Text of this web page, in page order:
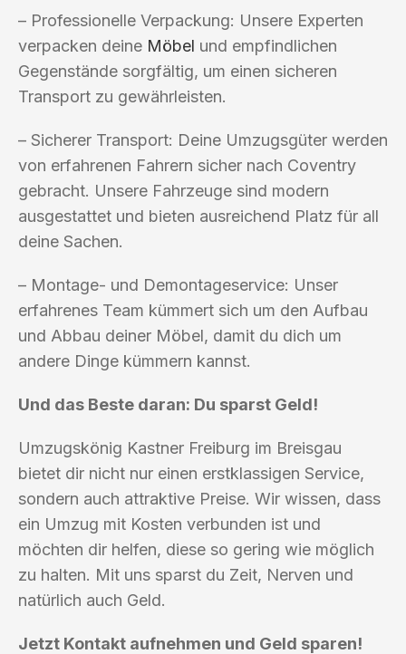
– Professionelle Verpackung: Unsere Experten
verpacken deine Möbel und empfindlichen
Gegenstände sorgfältig, um einen sicheren
Transport zu gewährleisten.
– Sicherer Transport: Deine Umzugsgüter werden
von erfahrenen Fahrern sicher nach Coventry
gebracht. Unsere Fahrzeuge sind modern
ausgestattet und bieten ausreichend Platz für all
deine Sachen.
– Montage- und Demontageservice: Unser
erfahrenes Team kümmert sich um den Aufbau
und Abbau deiner Möbel, damit du dich um
andere Dinge kümmern kannst.
Und das Beste daran: Du sparst Geld!
Umzugskönig Kastner Freiburg im Breisgau
bietet dir nicht nur einen erstklassigen Service,
sondern auch attraktive Preise. Wir wissen, dass
ein Umzug mit Kosten verbunden ist und
möchten dir helfen, diese so gering wie möglich
zu halten. Mit uns sparst du Zeit, Nerven und
natürlich auch Geld.
Jetzt Kontakt aufnehmen und Geld sparen!